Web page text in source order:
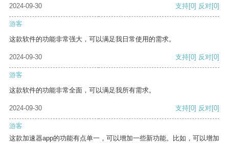
2024-09-30 支持[0] 反对[0]
游客
这款软件的功能非常强大，可以满足我日常使用的需求。
2024-09-30 支持[0] 反对[0]
游客
这款软件的功能非常全面，可以满足我所有需求。
2024-09-30 支持[0] 反对[0]
游客
这款加速器app的功能有点单一，可以增加一些新功能。比如，可以增加